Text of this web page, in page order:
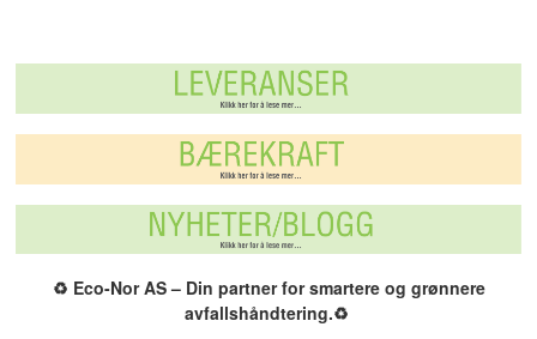
♻️ Eco-Nor AS – Din partner for smartere og grønnere
avfallshåndtering.♻️